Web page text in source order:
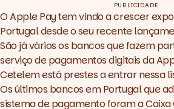
PUBLICIDADE
O Apple Pay tem vindo a crescer
Portugal desde o seu recente
São já vários os bancos que fazem
serviço de pagamentos digitais da
Cetelem está prestes a entrar nessa
Os últimos bancos em Portugal que
sistema de pagamento foram a